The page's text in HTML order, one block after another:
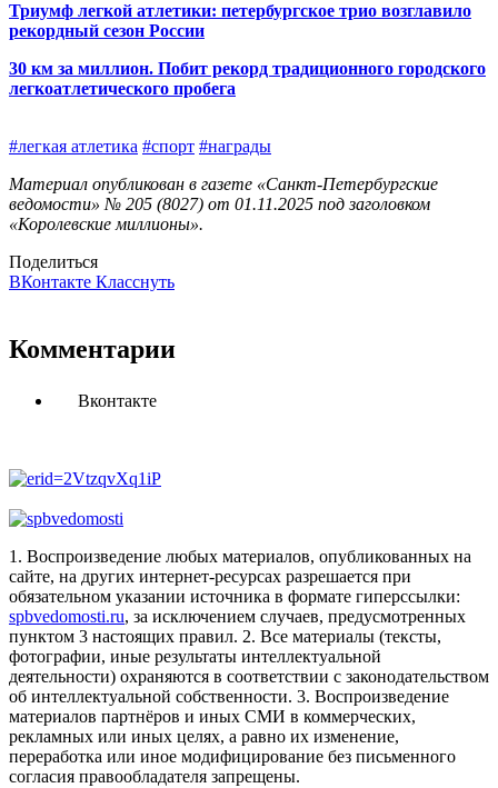
Триумф легкой атлетики: петербургское трио возглавило
рекордный сезон России
30 км за миллион. Побит рекорд традиционного городского
легкоатлетического пробега
#легкая атлетика #спорт #награды
Материал опубликован в газете «Санкт-Петербургские
ведомости» № 205 (8027) от 01.11.2025 под заголовком
«Королевские миллионы».
Поделиться
ВКонтакте Класснуть
Комментарии
Вконтакте
1. Воспроизведение любых материалов, опубликованных на
сайте, на других интернет-ресурсах разрешается при
обязательном указании источника в формате гиперссылки:
spbvedomosti.ru, за исключением случаев, предусмотренных
пунктом 3 настоящих правил. 2. Все материалы (тексты,
фотографии, иные результаты интеллектуальной
деятельности) охраняются в соответствии с законодательством
об интеллектуальной собственности. 3. Воспроизведение
материалов партнёров и иных СМИ в коммерческих,
рекламных или иных целях, а равно их изменение,
переработка или иное модифицирование без письменного
согласия правообладателя запрещены.